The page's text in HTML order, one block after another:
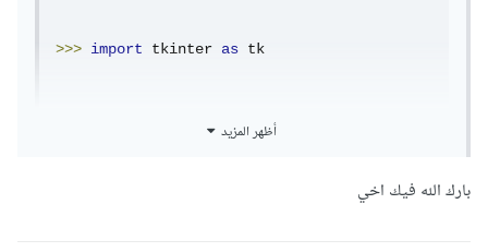
>>> import tkinter as tk
Tk ()
أظهر المزيد
بارك الله فيك اخي